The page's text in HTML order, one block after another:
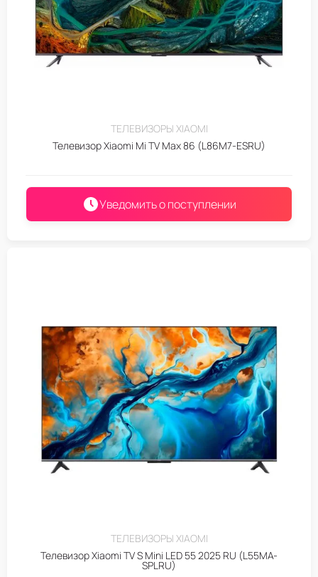
ТЕЛЕВИЗОРЫ XIAOMI
Телевизор Xiaomi Mi TV Max 86 (L86M7-ESRU)
Уведомить о поступлении
ТЕЛЕВИЗОРЫ XIAOMI
Телевизор Xiaomi TV S Mini LED 55 2025 RU (L55MA-
SPLRU)